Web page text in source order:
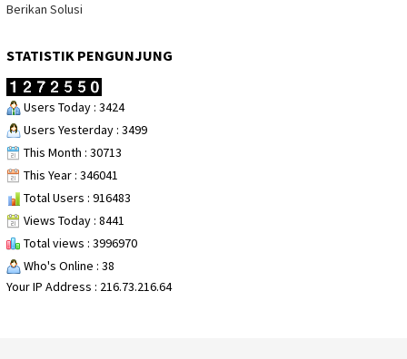
Berikan Solusi
STATISTIK PENGUNJUNG
Users Today : 3424
Users Yesterday : 3499
This Month : 30713
This Year : 346041
Total Users : 916483
Views Today : 8441
Total views : 3996970
Who's Online : 38
Your IP Address : 216.73.216.64